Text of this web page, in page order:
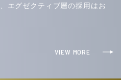
エグゼクティブ層の採用はお
VIEW MORE